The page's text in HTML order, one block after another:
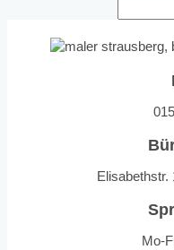
Elisabethstr.
Mo-